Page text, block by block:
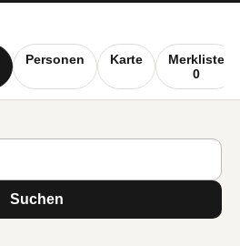
Personen Karte
Merkliste
0
Suchen